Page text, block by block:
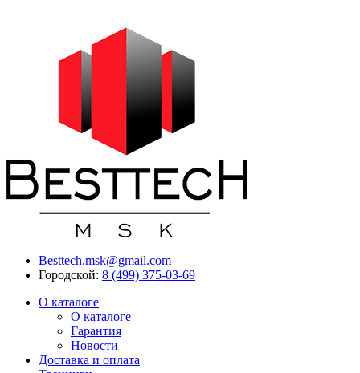
Besttech.msk@gmail.com
Городской: 8 (499) 375-03-69
О каталоге
О каталоге
Гарантия
Новости
Доставка и оплата